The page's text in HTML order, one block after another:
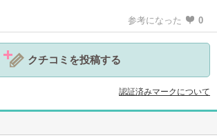
参考になった 0
クチコミを投稿する
認証済みマークについて